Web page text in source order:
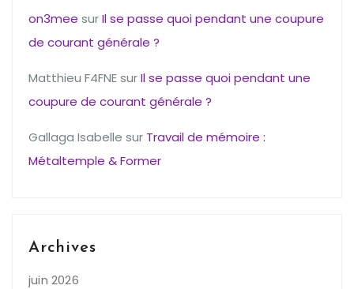
on3mee surIl se passe quoi pendant une coupure
de courant générale ?
Matthieu F4FNEsurIl se passe quoi pendant une
coupure de courant générale ?
Gallaga Isabelle sur Travail de mémoire :
Métaltemple & Former
Archives
juin 2026